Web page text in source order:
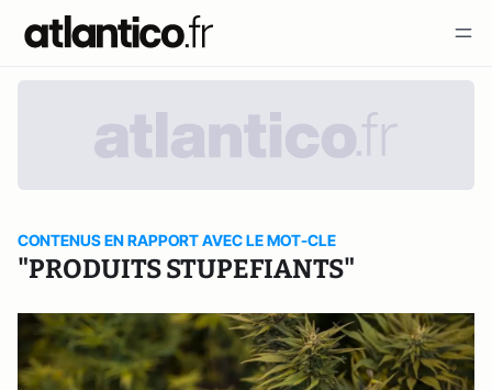
CONTENUS EN RAPPORT AVEC LE MOT-CLE
"PRODUITS STUPEFIANTS"